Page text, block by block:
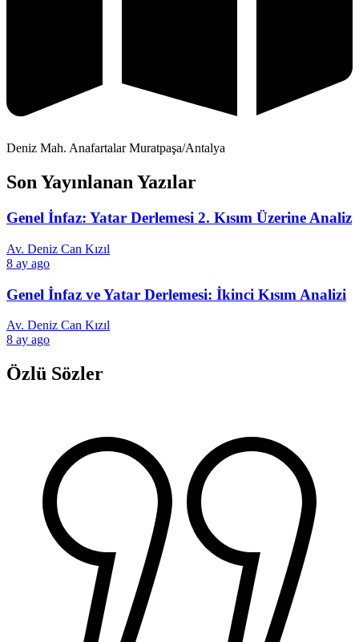
Deniz Mah. Anafartalar Muratpaşa/Antalya
Son Yayınlanan Yazılar
Genel İnfaz: Yatar Derlemesi 2. Kısım Üzerine Analiz
Av. Deniz Can Kızıl
8 ay ago
Genel İnfaz ve Yatar Derlemesi: İkinci Kısım Analizi
Av. Deniz Can Kızıl
8 ay ago
Özlü Sözler